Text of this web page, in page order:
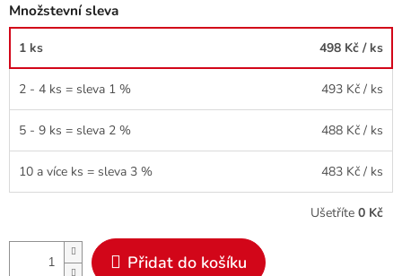
Množstevní sleva
1 ks 498 Kč / ks
2 - 4 ks = sleva 1 % 493 Kč / ks
5 - 9 ks = sleva 2 % 488 Kč / ks
10 a více ks = sleva 3 % 483 Kč / ks
Ušetříte 0 Kč
Přidat do košíku